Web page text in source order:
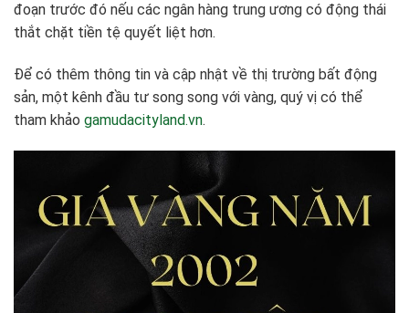
đoạn trước đó nếu các ngân hàng trung ương có động thái
thắt chặt tiền tệ quyết liệt hơn.
Để có thêm thông tin và cập nhật về thị trường bất động
sản, một kênh đầu tư song song với vàng, quý vị có thể
tham khảo gamudacityland.vn.